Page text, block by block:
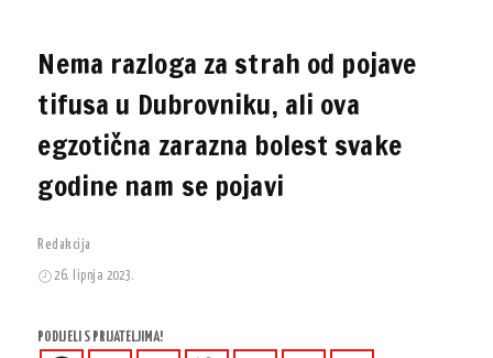
Nema razloga za strah od pojave
tifusa u Dubrovniku, ali ova
egzotična zarazna bolest svake
godine nam se pojavi
Redakcija
26. lipnja 2023.
PODIJELI S PRIJATELJIMA!